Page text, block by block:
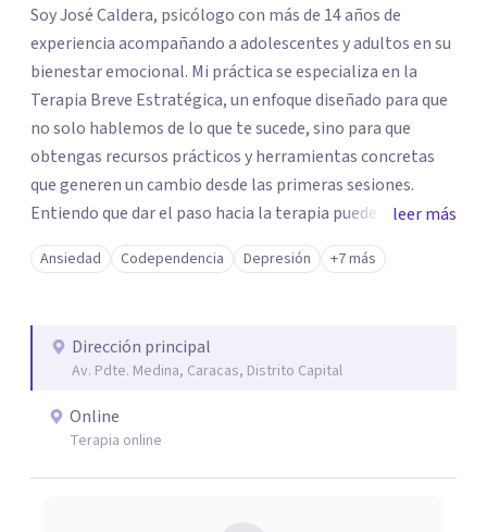
Soy José Caldera, psicólogo con más de 14 años de
experiencia acompañando a adolescentes y adultos en su
bienestar emocional. Mi práctica se especializa en la
Terapia Breve Estratégica, un enfoque diseñado para que
no solo hablemos de lo que te sucede, sino para que
obtengas recursos prácticos y herramientas concretas
que generen un cambio desde las primeras sesiones.
Entiendo que dar el paso hacia la terapia puede generar
dudas, pero si te sientes bloqueado por la ansiedad,
ataques de pánico, miedos o el dolor de una ruptura, mi
acción. Trabajaremos juntos para superar duelos, fobias y
el estrés cotidiano, devolviéndote el control de tu vida de
forma ágil y efectiva.
leer más
Ansiedad Codependencia Depresión +7 más
Dirección principal
Av. Pdte. Medina, Caracas, Distrito Capital
Online
Terapia online